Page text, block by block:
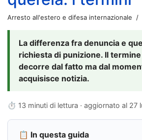
Arresto all'estero e difesa internazionale
La differenza fra denuncia e
richiesta di punizione. Il
decorre dal fatto ma dal
acquisisce notizia.
⏱ 13 minuti di lettura · aggiornato al 27
📋 In questa guida